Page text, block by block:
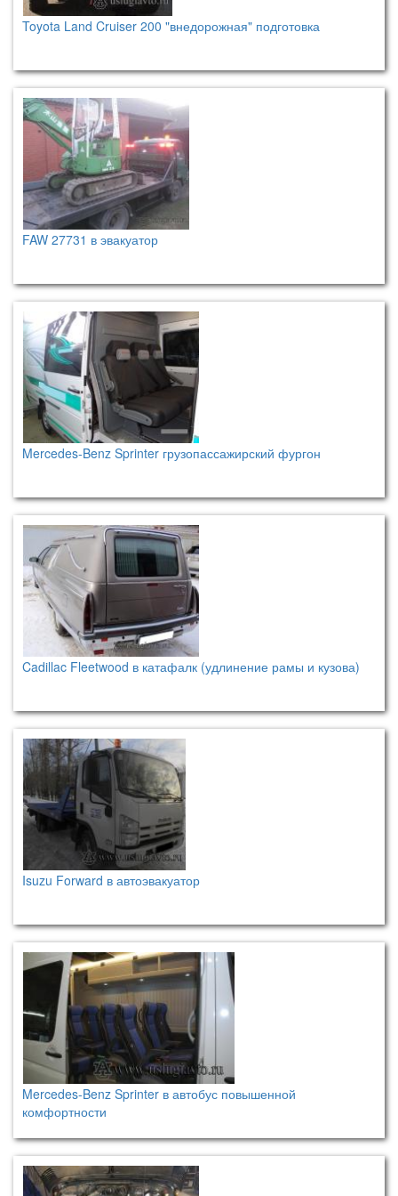
Toyota Land Cruiser 200 "внедорожная" подготовка
FAW 27731 в эвакуатор
Mercedes-Benz Sprinter грузопассажирский фургон
Cadillac Fleetwood в катафалк (удлинение рамы и кузова)
Isuzu Forward в автоэвакуатор
Mercedes-Benz Sprinter в автобус повышенной
комфортности